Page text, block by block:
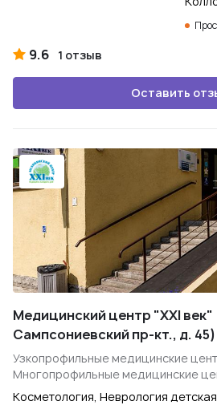
9.6 1 отзыв
Оставить
Медицинский центр "XXI
Сампсониевский пр-кт., д. 45)
Узкопрофильные медицинские
Многопрофильные медицинские
Косметология, Неврология